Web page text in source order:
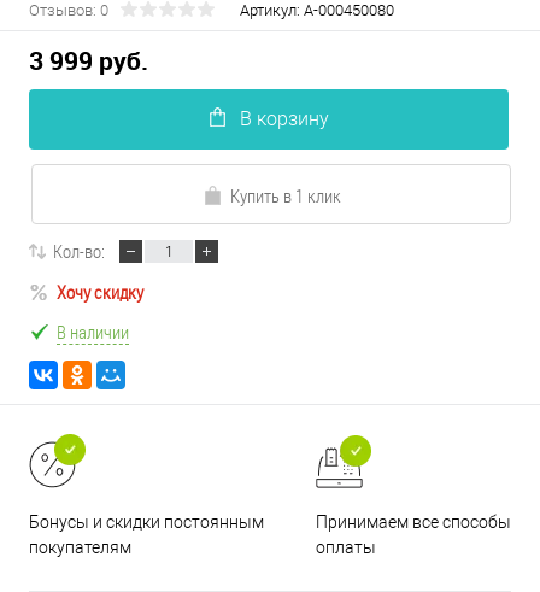
Отзывов: 0 Артикул: А-000450080
3 999 руб.
В корзину
Купить в 1 клик
Кол-во:
Хочу скидку
В наличии
Бонусы и скидки постоянным
покупателям
Принимаем все способы
оплаты